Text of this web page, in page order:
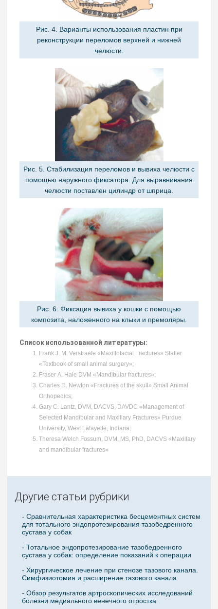
Рис. 4. Варианты использования пластин при
реконструкции переломов верхней и нижней
челюсти.
Рис. 5. Стабилизация переломов и вывиха челюсти с
помощью наружного фиксатора. Для выравнивания
челюсти поставлен цилиндр от шприца.
Рис. 6. Фиксация вывиха у кошки с помощью
композита, наложенного на клыки и премоляры.
Список использованной литературы:
Frank J. M. Verstraete «Maxillofacial Fractures» Slatter
«Textbook of small animal surgery»;
Fraser A. Hale DVM «Mandibular fractures»;
Charles D. Newton «Fractures of the skull» Small Animal
Orthopedics;
Gary C. Lantz, DVM, DACVS, DAVDC «Management of
Selected Mandibular and Maxillary Fractures» Purdue
University, West Lafayette, Indiana;
Theresa Welch Fossum, DVM, MS, PhD, DACVS «Maxillary
and mandibular fractures»
Другие статьи рубрики
- Сравнительная характеристика бесцементных систем
для тотального эндопротезирования тазобедренного
сустава у собак
- Тотальное эндопротезирование тазобедренного
сустава у собак: определение показаний к операции
- Хирургическое лечение при стенозе тазового канала.
Симфизиотомия и расширение тазового канала
- Обзор результатов артроскопических исследований
болезни медиального венечного отростка